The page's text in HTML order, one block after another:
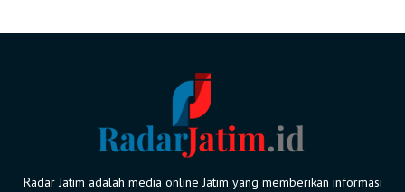
Radar Jatim adalah media online Jatim yang memberikan informasi